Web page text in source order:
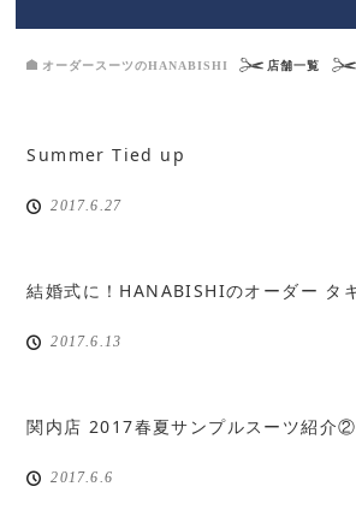
オーダースーツのHANABISHI 店舗一覧
Summer Tied up
2017.6.27
結婚式に！HANABISHIのオーダー タ
2017.6.13
関内店 2017春夏サンプルスーツ紹介②
2017.6.6